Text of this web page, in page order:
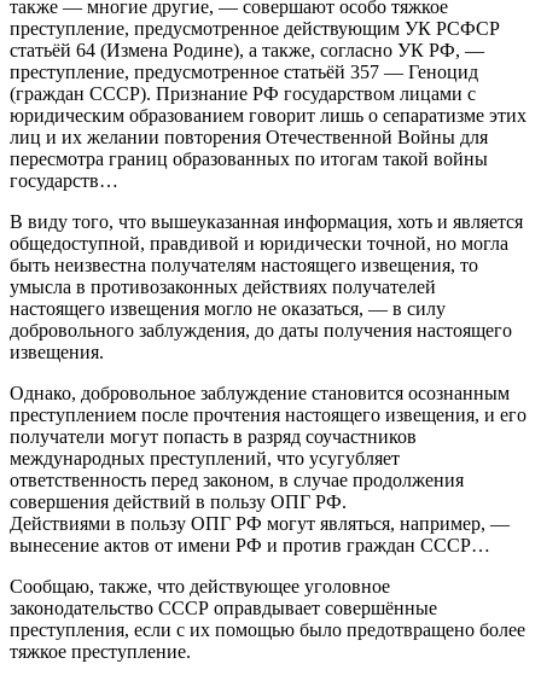
также — многие другие, — совершают особо тяжкое
преступление, предусмотренное действующим УК РСФСР
статьёй 64 (Измена Родине), а также, согласно УК РФ, —
преступление, предусмотренное статьёй 357 — Геноцид
(граждан СССР). Признание РФ государством лицами с
юридическим образованием говорит лишь о сепаратизме этих
лиц и их желании повторения Отечественной Войны для
пересмотра границ образованных по итогам такой войны
государств…
В виду того, что вышеуказанная информация, хоть и является
общедоступной, правдивой и юридически точной, но могла
быть неизвестна получателям настоящего извещения, то
умысла в противозаконных действиях получателей
настоящего извещения могло не оказаться, — в силу
добровольного заблуждения, до даты получения настоящего
извещения.
Однако, добровольное заблуждение становится осознанным
преступлением после прочтения настоящего извещения, и его
получатели могут попасть в разряд соучастников
международных преступлений, что усугубляет
ответственность перед законом, в случае продолжения
совершения действий в пользу ОПГ РФ.
Действиями в пользу ОПГ РФ могут являться, например, —
вынесение актов от имени РФ и против граждан СССР…
Сообщаю, также, что действующее уголовное
законодательство СССР оправдывает совершённые
преступления, если с их помощью было предотвращено более
тяжкое преступление.